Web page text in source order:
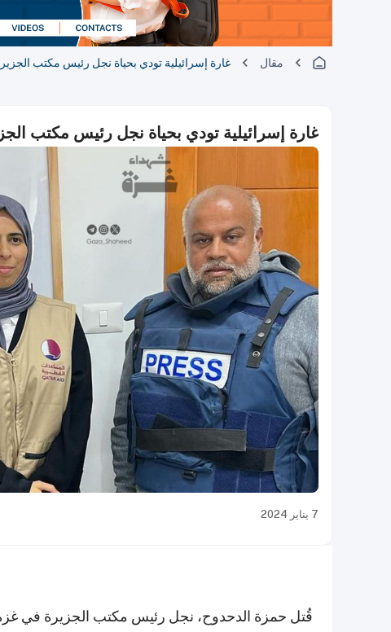
مقال غارة إسرائيلية تودي بحياة نجل رئيس مكتب
غارة إسرائيلية تودي بحياة نجل رئيس مكتب
7 يناير 2024
قُتل حمزة الدحدوح، نجل رئيس مكتب الجزيرة في